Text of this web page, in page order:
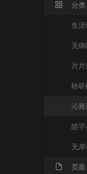
分类
生
无
片
聆
沁雅
皓宇
无
页面